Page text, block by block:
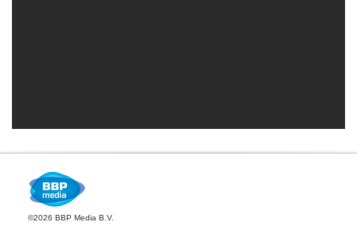
©2026 BBP Media B.V.